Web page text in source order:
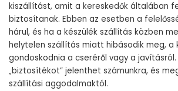
kiszállítást, amit a kereskedők általában
biztosítanak. Ebben az esetben a
hárul, és ha a készülék szállítás közben
helytelen szállítás miatt hibásodik meg, a
gondoskodnia a cseréről vagy a
„biztosítékot” jelenthet számunkra, és
szállítási aggodalmaktól.